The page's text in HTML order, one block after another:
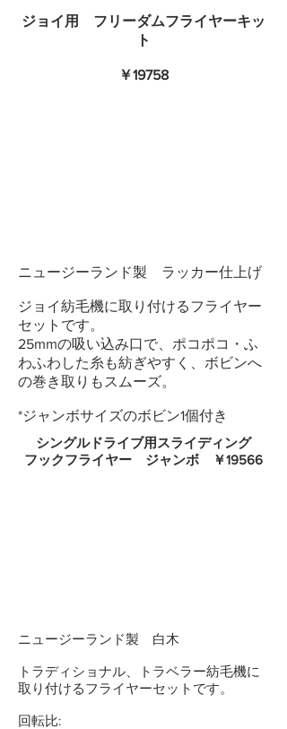
ジョイ用 フリーダムフライヤーキッ
ト
￥19758
ニュージーランド製 ラッカー仕上げ
ジョイ紡毛機に取り付けるフライヤー
セットです。
25mmの吸い込み口で、ポコポコ・ふ
わふわした糸も紡ぎやすく、ボビンへ
の巻き取りもスムーズ。
*ジャンボサイズのボビン1個付き
シングルドライブ用スライディング
フックフライヤー ジャンボ ￥19566
ニュージーランド製 白木
トラディショナル、トラベラー紡毛機に
取り付けるフライヤーセットです。
回転比: